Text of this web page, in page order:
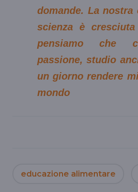
domande. La
scienza è
pensiamo che
passione, studio
un giorno rendere
mondo
educazione alimentare